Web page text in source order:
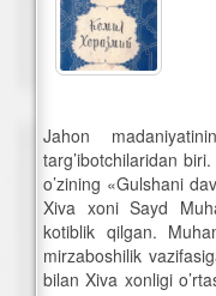
Jahon
targ’ibotchilaridan
o’zining «Gulshani
Xiva xoni Sayd
kotiblik qilgan.
mirzaboshilik
bilan Xiva xonligi